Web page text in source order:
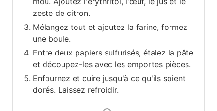
zeste de citron.
Mélangez tout et ajoutez la farine, formez
une boule.
Entre deux papiers sulfurisés, étalez la pâte
et découpez-les avec les emportes pièces.
Enfournez et cuire jusqu'à ce qu'ils soient
dorés. Laissez refroidir.